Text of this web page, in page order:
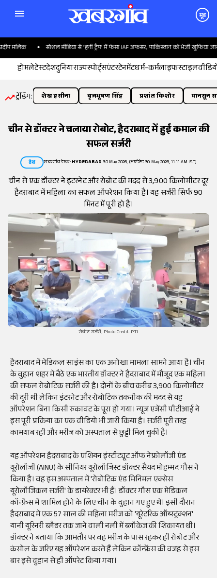
मूड
मलिक सोशल मीडिया से 'हनी ट्रैप' में फंसा IAF अफसर, पाकिस्तान को भेजी खुफिया
होमलेटेस्टदेशदुनियाराज्यस्पोर्ट्सएंटरटेनमेंटधर्म-कर्मलाइफस्टाइल
ट्रेंडिंग: शेख हसीना बृजभूषण सिंह प्रशांत किशोर मानसून
चीन से डॉक्टर ने चलाया रोबोट, हैदराबाद में हुई कमाल की
सफल सर्जरी
देश खबरगांव डेस्क•HYDERABAD 30 May 2026, (अपडेटेड 30 May 2026, 11:11 AM IST)
चीन से एक डॉक्टर ने इंटरनेट और रोबोट की मदद से 3,900 किलोमीटर दूर
हैदराबाद में महिला का सफल ऑपरेशन किया है। यह सर्जरी सिर्फ 90
मिनट में पूरी हो है।
रोबोट सर्जरी, Photo Credit: PTI
हैदराबाद में मेडिकल साइंस का एक अनोखा मामला सामने आया है। चीन
के वुहान शहर में बैठे एक भारतीय डॉक्टर ने हैदराबाद में मौजूद एक महिला
की सफल रोबोटिक सर्जरी की है। दोनों के बीच करीब 3,900 किलोमीटर
की दूरी थी लेकिन इंटरनेट और रोबोटिक तकनीक की मदद से यह
ऑपरेशन बिना किसी रुकावट के पूरा हो गया। न्यूज एजेंसी पीटीआई ने
इस पूरी प्रक्रिया का एक वीडियो भी जारी किया है। सर्जरी पूरी तरह
कामयाब रही और मरीज को अस्पताल से छुट्टी मिल चुकी है।
यह ऑपरेशन हैदराबाद के एशियन इंस्टीट्यूट ऑफ नेफ्रोलॉजी एंड
यूरोलॉजी (AINU) के सीनियर यूरोलॉजिस्ट डॉक्टर सैयद मोहम्मद गौस ने
किया है। वह इस अस्पताल में 'रोबोटिक एंड मिनिमल एक्सेस
यूरोलॉजिकल सर्जरी' के डायरेक्टर भी हैं। डॉक्टर गौस एक मेडिकल
कॉन्फ्रेंस में शामिल होने के लिए चीन के वुहान गए हुए थे। इसी दौरान
हैदराबाद में एक 57 साल की महिला मरीज को 'यूरेटरिक ऑब्स्ट्रक्शन'
यानी यूरिनरी ब्लैडर तक जाने वाली नली में ब्लॉकेज की शिकायत थी।
डॉक्टर ने बताया कि आमतौर पर वह मरीज के पास रहकर ही रोबोट और
कंसोल के जरिए यह ऑपरेशन करते हैं लेकिन कॉन्फ्रेंस की वजह से इस
बार इसे वुहान से ही ऑपरेट किया गया।